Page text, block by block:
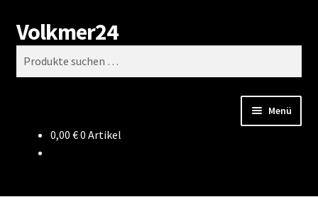
Zur
Navigation
springen
Zum
Inhalt
springen
Volkmer24
Suchen
Menü
0,00 €0 Artikel